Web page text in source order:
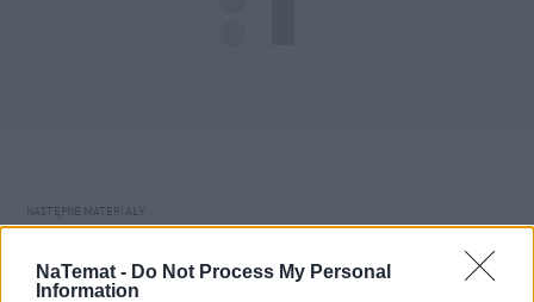
NaTemat - Do Not Process My Personal
Information
Domowy obiad od podstaw bez stania
godzinami w kuchni? Sprawdziłam,